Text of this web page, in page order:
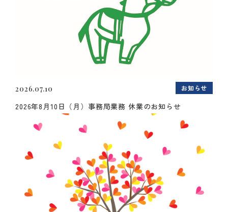
2026.07.10 お知らせ
2026年8月10日（月）事務局業務 休業のお知らせ